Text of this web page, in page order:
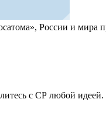
России и
с СР любой